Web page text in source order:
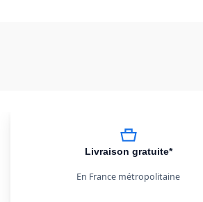
Livraison gratuite*
En France métropolitaine